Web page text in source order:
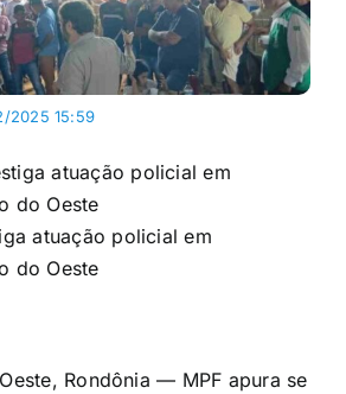
2025 15:59
atuação policial em
do Oeste
Rondônia — MPF apura se